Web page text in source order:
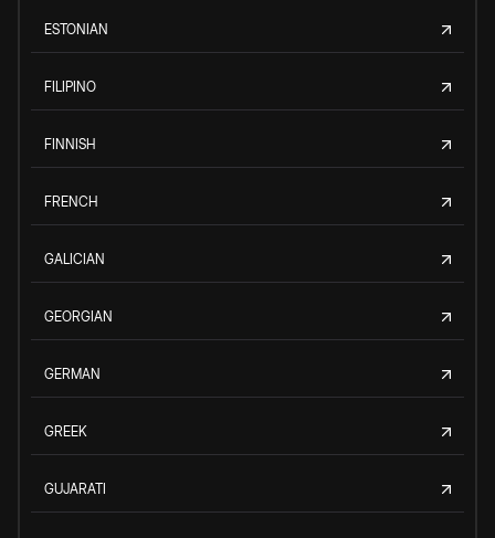
ESTONIAN
FILIPINO
FINNISH
FRENCH
GALICIAN
GEORGIAN
GERMAN
GREEK
GUJARATI